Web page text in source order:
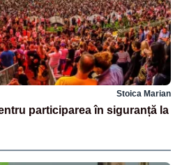
Stoica Marian
participarea în siguranță la